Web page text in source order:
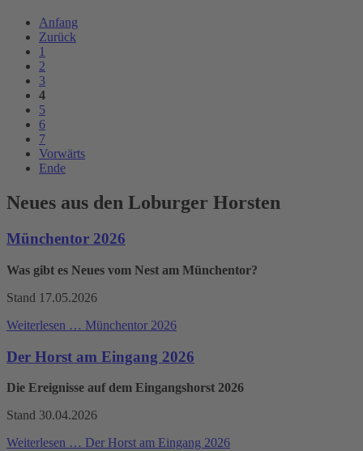
Anfang
Zurück
1
2
3
4
5
6
7
Vorwärts
Ende
Neues aus den Loburger Horsten
Münchentor 2026
Was gibt es Neues vom Nest am Münchentor?
Stand 17.05.2026
Weiterlesen … Münchentor 2026
Der Horst am Eingang 2026
Die Ereignisse auf dem Eingangshorst 2026
Stand 30.04.2026
Weiterlesen … Der Horst am Eingang 2026